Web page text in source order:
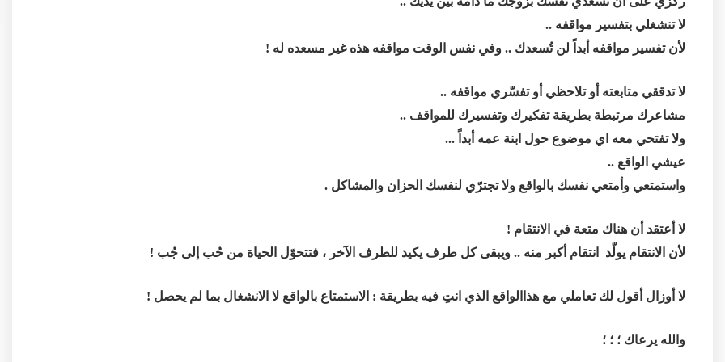
لا تنشغلي بتفسير مواقفه ..
لأن تفسير مواقفه أبداً لن تُسعدك .. وفي نفس الوقت مواقفه هذه غير مسعده له !
لا تدققي متابعته أو تلاحظي أو تفسّري مواقفه ..
مشاعرك مرتبطة بطريقة تفكيرك وتفسيرك للمواقف ..
ولا تفتحي معه اي موضوع حول ابنة عمه أبداً ...
عيشي الواقع ..
واستمتعي وأمتعي نفسك بالواقع ولا تجترّي لنفسك الحزان والمشاكل .
لا أعتقد أن هناك متعة في الانتقام !
لأن الانتقام يولّد انتقام أكبر منه .. ويبقى كل طرف يكيد للطرف الآخر ، فتتحوّل الحياة من حُب إلى جُب !
لا أوزال أقول لك تعاملي مع هذاالواقع الذي انتِ فيه بطريقة : الاستمتاع بالواقع لا الانشغال بما لم يحصل !
والله يرعاك ؛ ؛ ؛